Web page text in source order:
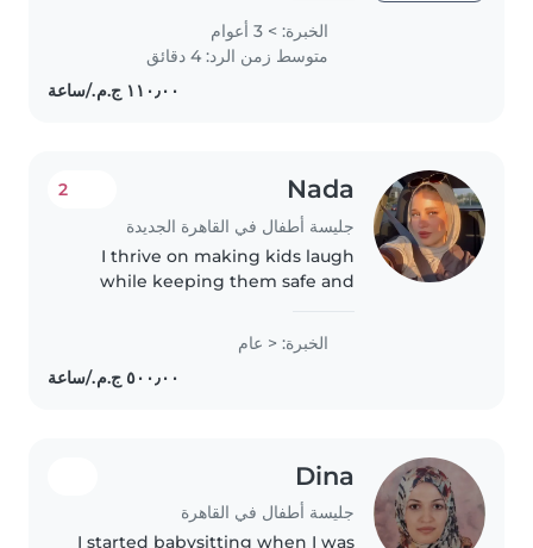
preschoolers, and
gradeschoolers. I hold a diploma
and am certified in first aid. I
الخبرة: > 3 أعوام
متوسط زمن الرد: 4 دقائق
Nada
جليسة أطفال في القاهرة الجديدة
2
I thrive on making kids laugh
while keeping them safe and
dynamic approach to childcare
and a knack for cooking, I'd love
الخبرة: < عام
Dina
جليسة أطفال في القاهرة
I started babysitting when I was